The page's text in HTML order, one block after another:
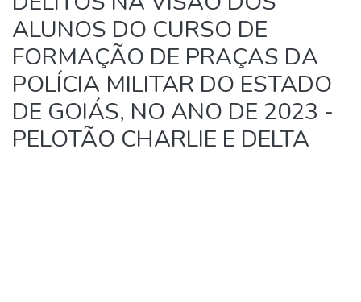
ALUNOS DO CURSO DE
FORMAÇÃO DE PRAÇAS DA
POLÍCIA MILITAR DO ESTADO
DE GOIÁS, NO ANO DE 2023 -
PELOTÃO CHARLIE E DELTA